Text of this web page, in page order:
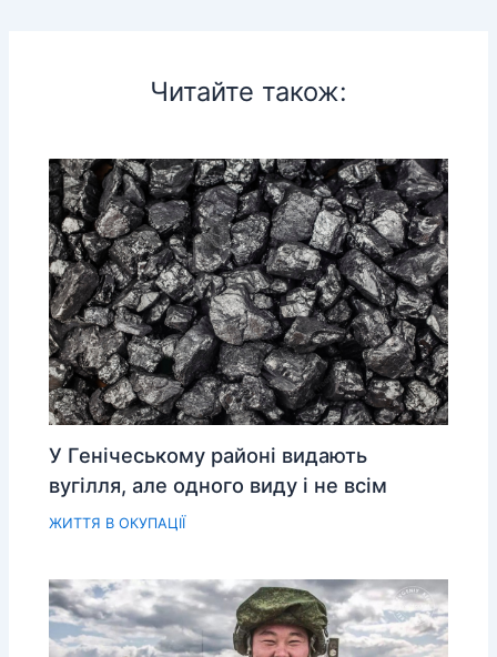
Читайте також:
У Генічеському районі видають
вугілля, але одного виду і не всім
ЖИТТЯ В ОКУПАЦІЇ